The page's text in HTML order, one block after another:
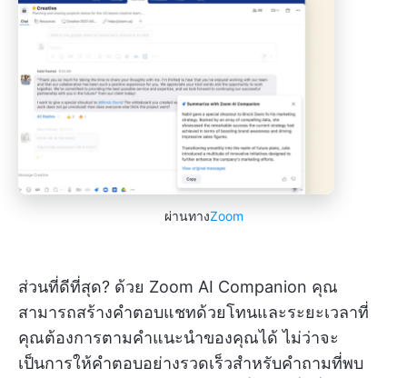
ผ่านทางZoom
ส่วนที่ดีที่สุด? ด้วย Zoom AI Companion คุณ
สามารถสร้างคำตอบแชทด้วยโทนและระยะเวลาที่
คุณต้องการตามคำแนะนำของคุณได้ ไม่ว่าจะ
เป็นการให้คำตอบอย่างรวดเร็วสำหรับคำถามที่พบ